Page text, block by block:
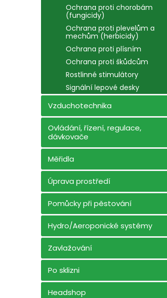
Ochrana proti chorobám
(fungicidy)
Ochrana proti plevelům a
mechům (herbicidy)
Ochrana proti plísním
Ochrana proti škůdcům
Rostlinné stimulátory
Signální lepové desky
Vzduchotechnika
Ovládání, řízení, regulace,
dávkovače
Měřidla
Úprava prostředí
Pomůcky při pěstování
Hydro/Aeroponické systémy
Zavlažování
Po sklizni
Headshop